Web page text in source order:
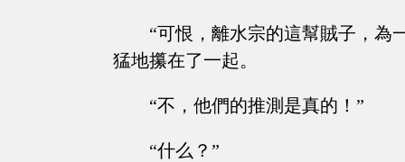
“可恨，離水宗的這幫賊子，為
猛地攥在了一起。
“不，他們的推測是真的！”
“什么？”